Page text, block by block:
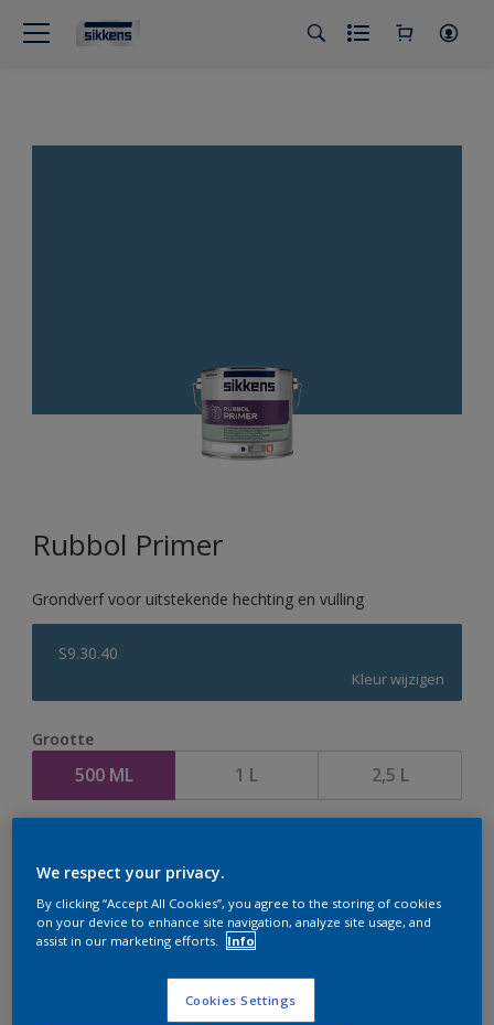
Rubbol Primer
Grondverf voor uitstekende hechting en vulling
S9.30.40
Kleur wijzigen
Grootte
500 ML 1 L 2,5 L
te bestellen. Houd de website in de gaten, we werken
er hard aan om de voorraad aan te vullen.
We respect your privacy.
By clicking “Accept All Cookies”, you agree to the storing of cookies
on your device to enhance site navigation, analyze site usage, and
assist in our marketing efforts.
Info
Cookies Settings